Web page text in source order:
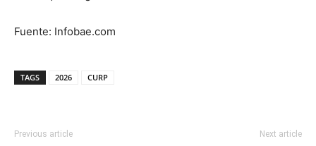
Fuente: Infobae.com
TAGS 2026 CURP
Previous article Next article